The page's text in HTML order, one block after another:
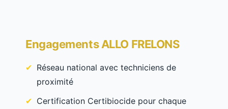
Engagements ALLO FRELONS
Réseau national avec techniciens de
proximité
Certification Certibiocide pour chaque